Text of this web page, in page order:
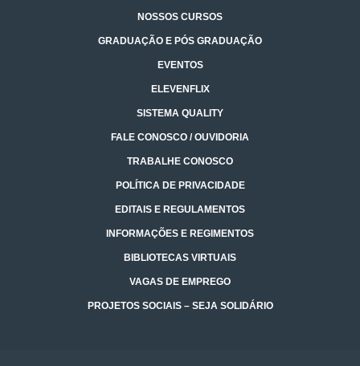
NOSSOS CURSOS
GRADUAÇÃO E PÓS GRADUAÇÃO
EVENTOS
ELEVENFLIX
SISTEMA QUALITY
FALE CONOSCO / OUVIDORIA
TRABALHE CONOSCO
POLÍTICA DE PRIVACIDADE
EDITAIS E REGULAMENTOS
INFORMAÇÕES E REGIMENTOS
BIBLIOTECAS VIRTUAIS
VAGAS DE EMPREGO
PROJETOS SOCIAIS – SEJA SOLIDÁRIO